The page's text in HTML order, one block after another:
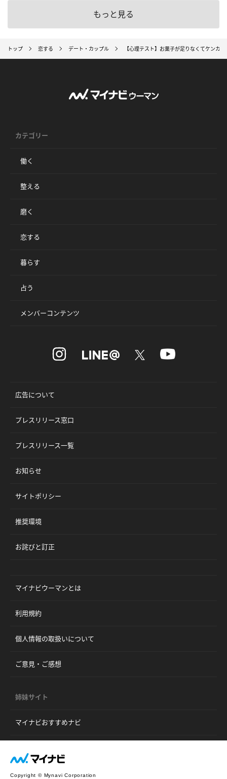
もっと見る
トップ 恋する デート・カップル 【心理テスト】お菓子が足りなくてケン
カテゴリー
働く
整える
磨く
恋する
暮らす
占う
メンバーコンテンツ
広告について
プレスリリース窓口
プレスリリース一覧
お知らせ
サイトポリシー
推奨環境
お詫びと訂正
マイナビウーマンとは
利用規約
個人情報の取扱いについて
ご意見・ご感想
姉妹サイト
マイナビおすすめナビ
Copyright © Mynavi Corporation